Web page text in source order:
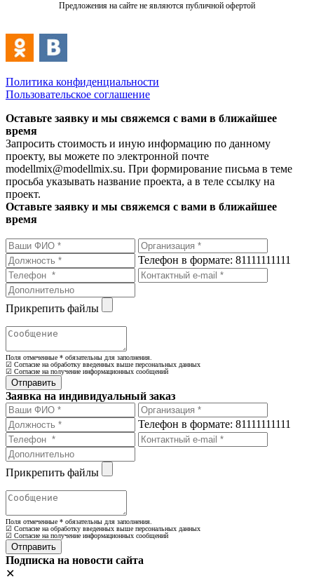
Предложения на сайте не являются публичной офертой
Политика конфиденциальности
Пользовательское соглашение
Оставьте заявку и мы свяжемся с вами в ближайшее
время
Запросить стоимость и иную информацию по данному
проекту, вы можете по электронной почте
modellmix@modellmix.su. При формирование письма в теме
просьба указывать название проекта, а в теле ссылку на
проект.
Оставьте заявку и мы свяжемся с вами в ближайшее
время
Телефон в формате: 81111111111
Прикрепить файлы
Поля отмеченные * обязательны для заполнения.
☑ Согласие на обработку введенных выше персональных данных
☑ Согласие на получение информационных сообщений
Заявка на индивидуальный заказ
Телефон в формате: 81111111111
Прикрепить файлы
Поля отмеченные * обязательны для заполнения.
☑ Согласие на обработку введенных выше персональных данных
☑ Согласие на получение информационных сообщений
Подписка на новости сайта
✕